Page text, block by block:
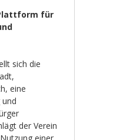
für
sich die
eine
der Verein
einer